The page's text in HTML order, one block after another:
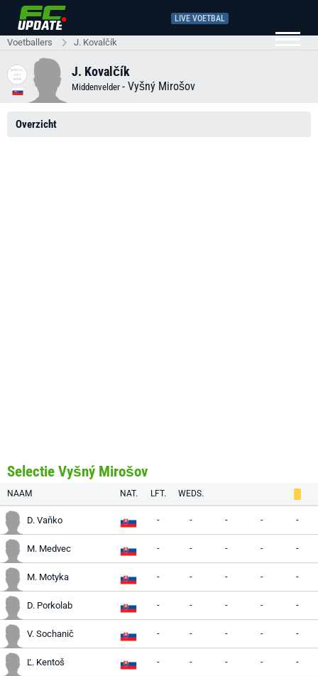
LIVE VOETBAL
Voetballers J. Kovalčík
J. Kovalčík
Middenvelder - Vyšný Mirošov
Overzicht
Selectie Vyšný Mirošov
NAAM NAT. LFT. WEDS.
D. Vaňko - - - - -
M. Medvec - - - - -
M. Motyka - - - - -
D. Porkolab - - - - -
V. Sochanič - - - - -
Ľ. Kentoš - - - - -